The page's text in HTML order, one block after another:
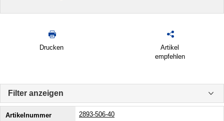
Drucken
Artikel
empfehlen
Filter anzeigen
2893-506-40